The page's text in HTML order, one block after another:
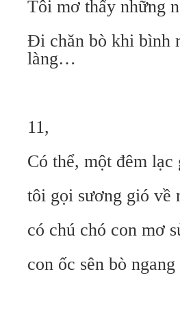
Tôi mơ thấy những
Đi chăn bò khi bình
làng…
11,
Có thể, một đêm
tôi gọi sương gió về
có chú chó con mơ
con ốc sên bò